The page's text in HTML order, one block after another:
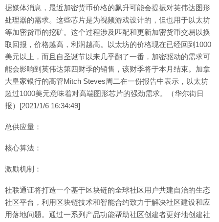
据媒体消息，最近加密货币价格的飙升可能会提振对英伟达图形
处理器的需求。这些芯片是为视频游戏设计的，但也用于以太坊
等加密货币的挖矿。这个过程涉及匹配和更新加密货币交易以换
取回报，价格越高，利润越高。以太坊的价格现在已经回到1000
美元以上，而且自圣诞节以来几乎翻了一番，加密驱动的需求可
能会影响到英伟达第四财季的销售，该财季将于本月结束。加拿
大皇家银行的高管Mitch Steves周二在一份报告中表示，以太坊
超过1000美元意味着对高端图形芯片的强劲需求。（华尔街日
报）[2021/1/6 16:34:49]
总供应量：
核心算法：
激励机制：
社联通证将打造一个基于区块链的全球社区用户共建自治的生态
社区平台，利用区块链技术和智能合约致力于解决社区建设和应
用落地问题。通过一系列产品功能帮助社区创建者更好地创建社